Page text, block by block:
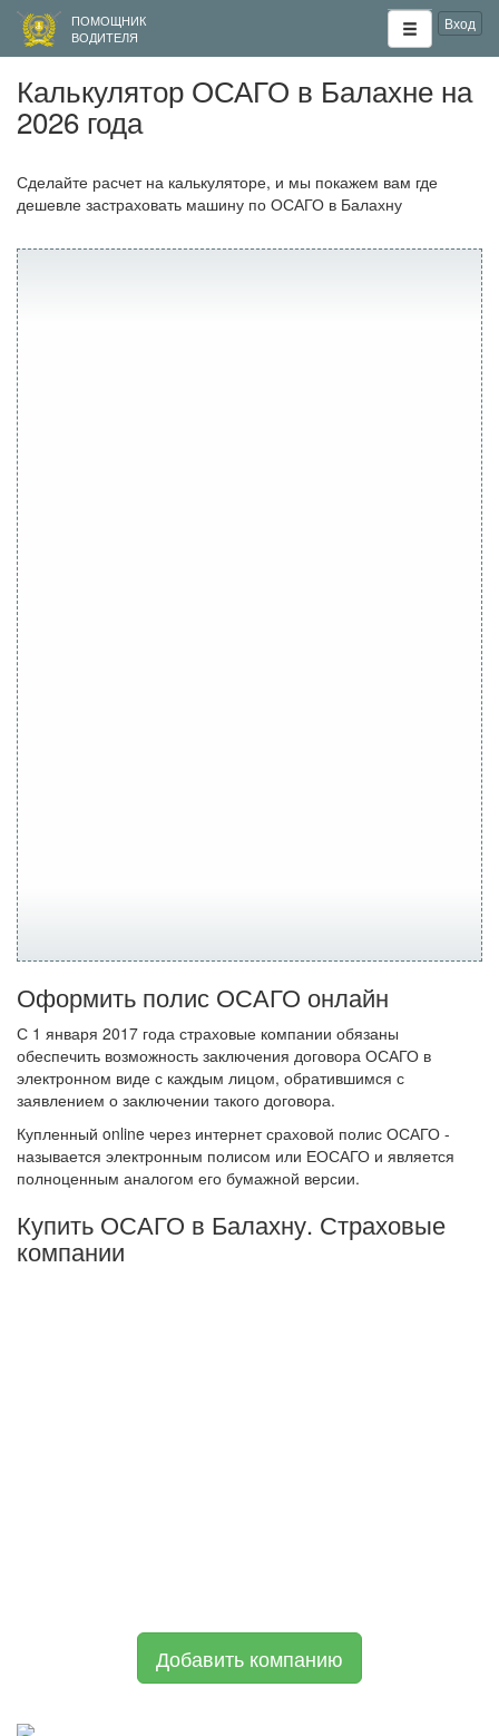
ПОМОЩНИК
ВОДИТЕЛЯ
Вход
Калькулятор ОСАГО в Балахне на
2026 года
Сделайте расчет на калькуляторе, и мы покажем вам где
дешевле застраховать машину по ОСАГО в Балахну
Оформить полис ОСАГО онлайн
С 1 января 2017 года страховые компании обязаны
обеспечить возможность заключения договора ОСАГО в
электронном виде с каждым лицом, обратившимся с
заявлением о заключении такого договора.
Купленный online через интернет сраховой полис ОСАГО -
называется электронным полисом или ЕОСАГО и является
полноценным аналогом его бумажной версии.
Купить ОСАГО в Балахну. Страховые
компании
Добавить компанию